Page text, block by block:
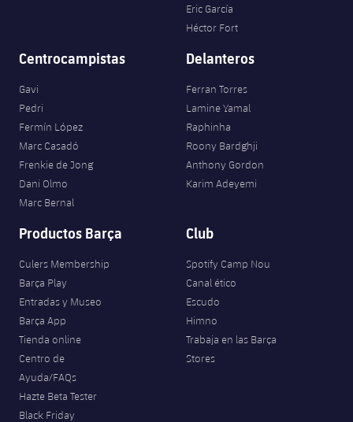
Eric García
Héctor Fort
Centrocampistas
Gavi
Pedri
Fermín López
Marc Casadó
Frenkie de Jong
Dani Olmo
Marc Bernal
Delanteros
Ferran Torres
Lamine Yamal
Raphinha
Roony Bardghji
Anthony Gordon
Karim Adeyemi
Productos Barça
Culers Membership
Barça Play
Entradas y Museo
Barça App
Tienda online
Centro de
Ayuda/FAQs
Hazte Beta Tester
Black Friday
Club
Spotify Camp Nou
Canal ético
Escudo
Himno
Trabaja en las Barça
Stores